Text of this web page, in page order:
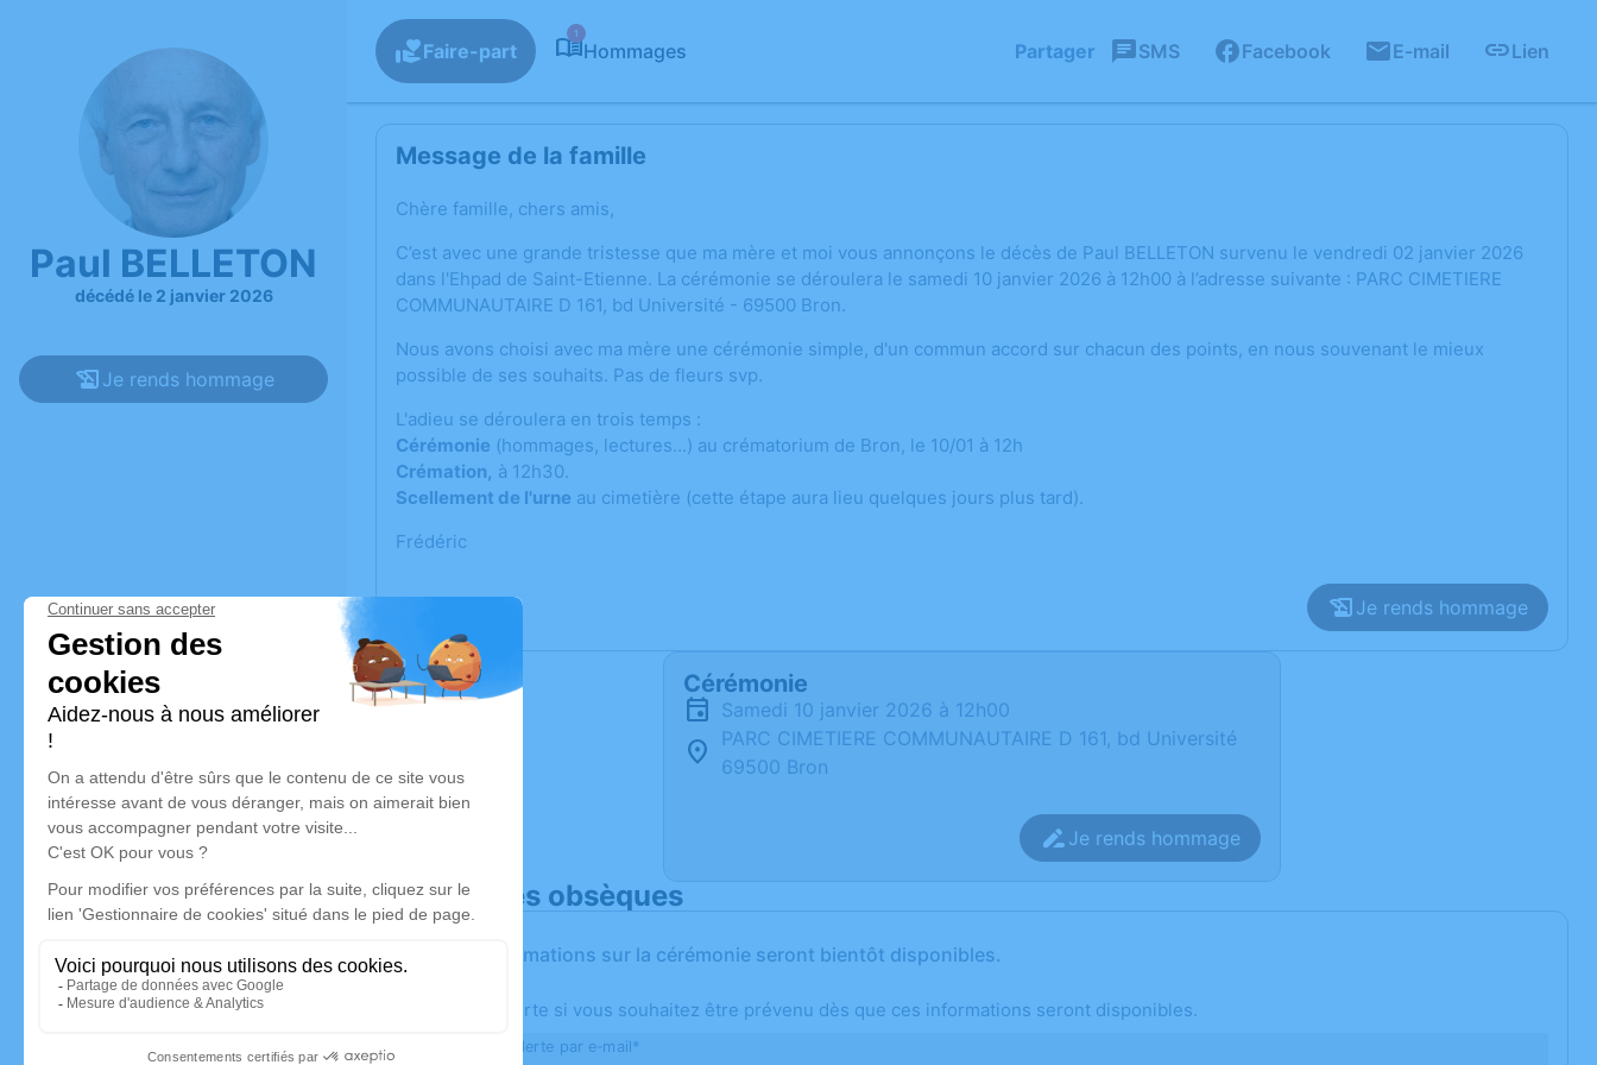
Paul BELLETON
décédé le 2 janvier 2026
Je rends hommage
Faire-part
1
Hommages Partager SMS Facebook E-mail Lien
Message de la famille
Chère famille, chers amis,
C’est avec une grande tristesse que ma mère et moi vous annonçons le décès de Paul BELLETON survenu le vendredi 02 janvier 2026
dans l'Ehpad de Saint-Etienne. La cérémonie se déroulera le samedi 10 janvier 2026 à 12h00 à l’adresse suivante : PARC CIMETIERE
COMMUNAUTAIRE D 161, bd Université - 69500 Bron.
Nous avons choisi avec ma mère une cérémonie simple, d'un commun accord sur chacun des points, en nous souvenant le mieux
possible de ses souhaits. Pas de fleurs svp.
L'adieu se déroulera en trois temps :
Cérémonie (hommages, lectures...) au crématorium de Bron, le 10/01 à 12h
Crémation, à 12h30.
Scellement de l'urne au cimetière (cette étape aura lieu quelques jours plus tard).
Frédéric
Je rends hommage
Cérémonie
samedi 10 janvier 2026 à 12h00
PARC CIMETIERE COMMUNAUTAIRE D 161, bd Université
69500 Bron
Je rends hommage
Déroulé des obsèques
Les informations sur la cérémonie seront bientôt disponibles.
Activez une alerte si vous souhaitez être prévenu dès que ces informations seront disponibles.
Recevoir une alerte par e-mail*